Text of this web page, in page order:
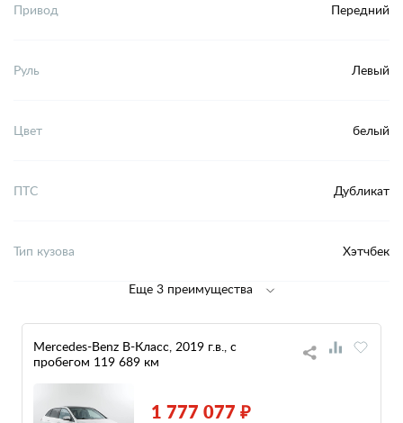
Привод Передний
Руль Левый
Цвет белый
ПТС Дубликат
Тип кузова Хэтчбек
Еще 3 преимущества
Mercedes-Benz B-Класс, 2019 г.в., с
пробегом 119 689 км
1 777 077 ₽